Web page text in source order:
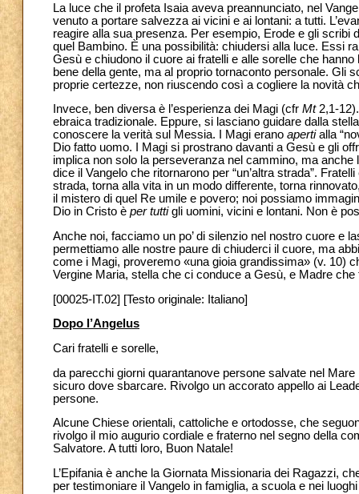
La luce che il profeta Isaia aveva preannunciato, nel
venuto a portare salvezza ai vicini e ai lontani: a tutti.
reagire alla sua presenza. Per esempio, Erode e gli
quel Bambino. È una possibilità: chiudersi alla luce. Essi
Gesù e chiudono il cuore ai fratelli e alle sorelle che
bene della gente, ma al proprio tornaconto personale. Gli
proprie certezze, non riuscendo così a cogliere la novità
Invece, ben diversa è l’esperienza dei Magi (cfr Mt2,1-12).
ebraica tradizionale. Eppure, si lasciano guidare dalla
conoscere la verità sul Messia. I Magi erano apertialla
Dio fatto uomo. I Magi si prostrano davanti a Gesù e gli
implica non solo la perseveranza nel cammino, ma
dice il Vangelo che ritornarono per “un’altra strada”.
strada, torna alla vita in un modo differente, torna
il mistero di quel Re umile e povero; noi possiamo
Dio in Cristo è per tuttigli uomini, vicini e lontani. Non è
Anche noi, facciamo un po’ di silenzio nel nostro cuore e
permettiamo alle nostre paure di chiuderci il cuore, ma
come i Magi, proveremo «una gioia grandissima» (v. 10)
Vergine Maria, stella che ci conduce a Gesù, e Madre
[00025-IT.02] [Testo originale: Italiano]
Dopo l’Angelus
Cari fratelli e sorelle,
da parecchi giorni quarantanove persone salvate nel
sicuro dove sbarcare. Rivolgo un accorato appello ai
persone.
Alcune Chiese orientali, cattoliche e ortodosse, che
rivolgo il mio augurio cordiale e fraterno nel segno della
Salvatore. A tutti loro, Buon Natale!
L’Epifania è anche la Giornata Missionaria dei Ragazzi,
per testimoniare il Vangelo in famiglia, a scuola e nei